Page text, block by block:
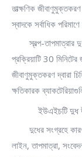
তাত্ক্ষণিক
স্বাদকে সর্বাধিক
স্বল্প-তাপমাত্রার
প্রক্রিয়াটি 30
জীবাণুমুক্তকরণ দ্বারা
ক্ষতিকারক
ইউএইচটি দুধ
দুধের সংগ্রহে
লাইন, তাপমাত্রা,